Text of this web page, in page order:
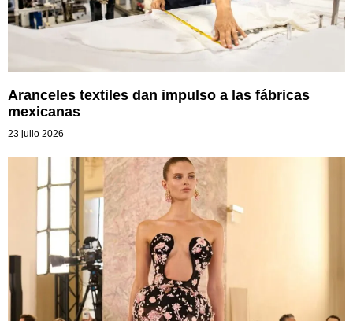
Aranceles textiles dan impulso a las fábricas
mexicanas
23 julio 2026